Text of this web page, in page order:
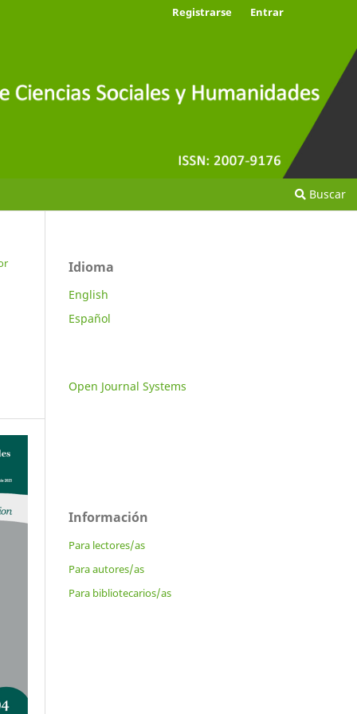
Buscar
Registrarse Entrar
Idioma
English
Español
Open Journal Systems
Información
Para lectores/as
Para autores/as
Para bibliotecarios/as